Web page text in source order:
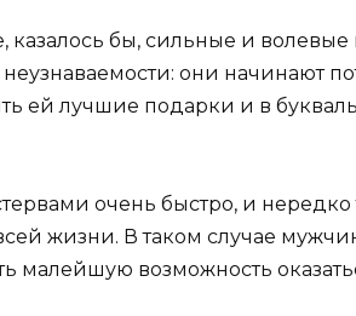
казалось бы, сильные и
они начинают
ей лучшие подарки и в
очень быстро, и нередко
жизни. В таком случае
малейшую возможность